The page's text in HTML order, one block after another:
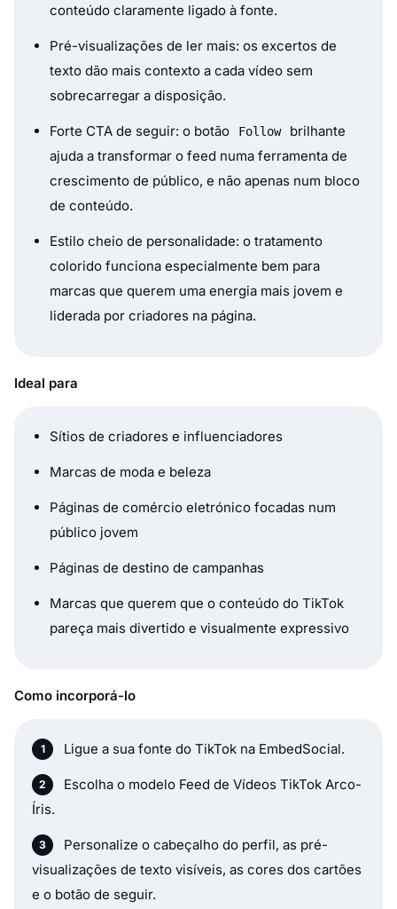
conteúdo claramente ligado à fonte.
Pré-visualizações de ler mais: os excertos de
texto dão mais contexto a cada vídeo sem
sobrecarregar a disposição.
Forte CTA de seguir: o botão Follow
brilhante
ajuda a transformar o feed numa ferramenta de
crescimento de público, e não apenas num bloco
de conteúdo.
Estilo cheio de personalidade: o tratamento
colorido funciona especialmente bem para
marcas que querem uma energia mais jovem e
liderada por criadores na página.
Ideal para
Sítios de criadores e influenciadores
Marcas de moda e beleza
Páginas de comércio eletrónico focadas num
público jovem
Páginas de destino de campanhas
Marcas que querem que o conteúdo do TikTok
pareça mais divertido e visualmente expressivo
Como incorporá-lo
Ligue a sua fonte do TikTok na EmbedSocial.
Escolha o modelo Feed de Vídeos TikTok Arco-
Íris.
Personalize o cabeçalho do perfil, as pré-
visualizações de texto visíveis, as cores dos cartões
e o botão de seguir.